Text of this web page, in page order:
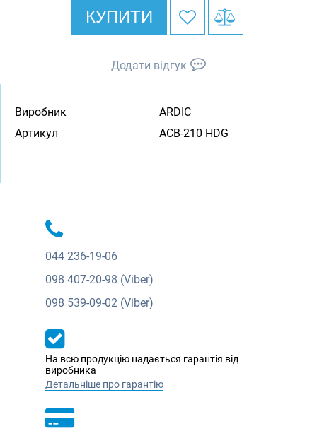
КУПИТИ
Додати відгук
Виробник
ARDIC
Артикул
ACB-210 HDG
044 236-19-06
098 407-20-98 (Viber)
098 539-09-02 (Viber)
На всю продукцію надається гарантія від
виробника
Детальніше про гарантію